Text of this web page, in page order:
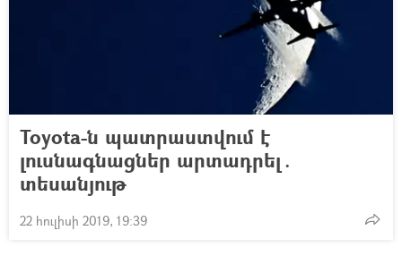
Toyota-ն պատրաստվում է
լուսնագնացներ արտադրել․
տեսանյութ
22 հուլիսի 2019, 19:39